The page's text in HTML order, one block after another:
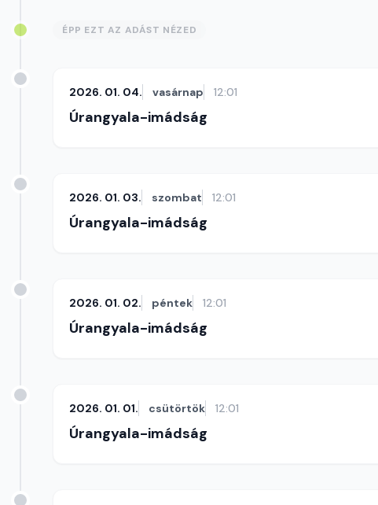
ÉPP EZT AZ ADÁST NÉZED
2026. 01. 04. vasárnap 12:01
Úrangyala-imádság
2026. 01. 03. szombat 12:01
Úrangyala-imádság
2026. 01. 02. péntek 12:01
Úrangyala-imádság
2026. 01. 01. csütörtök 12:01
Úrangyala-imádság